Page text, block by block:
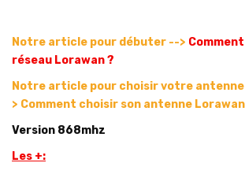
Notre article pour débuter -->
réseau Lorawan ?
Notre article pour choisir votre
> Comment choisir son antenne
Version 868mhz
Les +: